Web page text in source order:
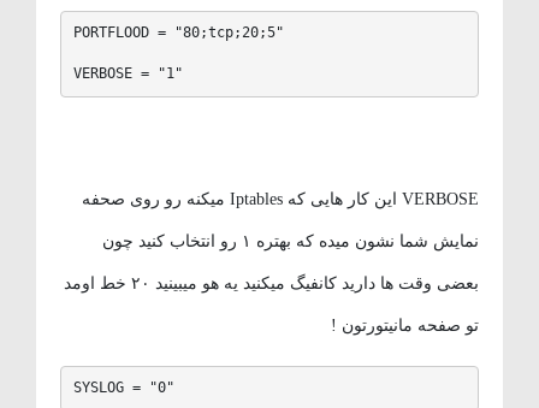
PORTFLOOD = "80;tcp;20;5"
VERBOSE = "1"
VERBOSE این کار هایی که Iptables میکنه رو روی صحفه
نمایش شما نشون میده که بهتره ۱ رو انتخاب کنید چون
بعضی وقت ها دارید کانفیگ میکنید یه هو میبینید ۲۰ خط اومد
تو صفحه مانیتورتون !
SYSLOG = "0"